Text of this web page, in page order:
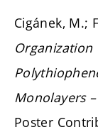
Cigánek, M.;
Monolayers
Poster